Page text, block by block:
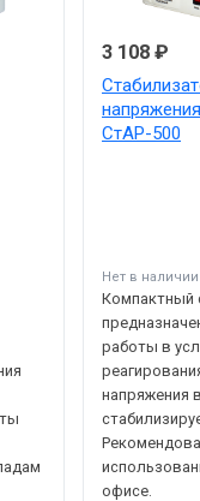
3 108 ₽
СтАР-500
Нет в наличии
Компактный
работы в
напряжения
офисе.